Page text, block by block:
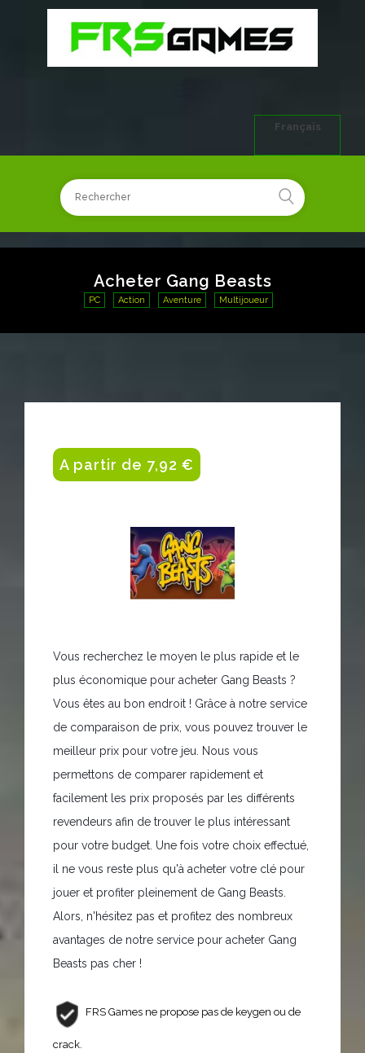
Français
Acheter Gang Beasts
PC Action Aventure Multijoueur
A partir de 7,92 €
Vous recherchez le moyen le plus rapide et le
plus économique pour acheter Gang Beasts ?
Vous êtes au bon endroit ! Grâce à notre service
de comparaison de prix, vous pouvez trouver le
meilleur prix pour votre jeu. Nous vous
permettons de comparer rapidement et
facilement les prix proposés par les différents
revendeurs afin de trouver le plus intéressant
pour votre budget. Une fois votre choix effectué,
il ne vous reste plus qu'à acheter votre clé pour
jouer et profiter pleinement de Gang Beasts.
Alors, n'hésitez pas et profitez des nombreux
avantages de notre service pour acheter Gang
Beasts pas cher !
FRS Games ne propose pas de keygen ou de
crack.